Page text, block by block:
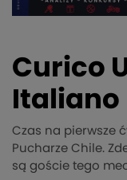
Curico
Italiano
Czas na pierwsze
Pucharze Chile.
są goście tego